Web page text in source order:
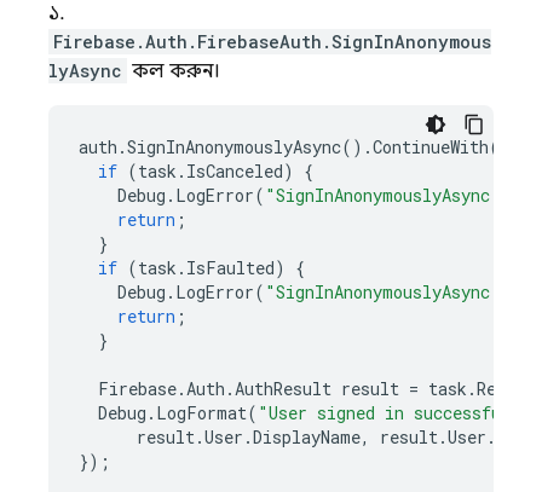
১.
Firebase.Auth.FirebaseAuth.SignInAnonymous
lyAsync কল করুন।
auth .SignInAnonymouslyAsync().ContinueWith(
if (task . IsCanceled)
{
Debug . LogError( "SignInAnonymouslyAsync
return ;
}
if (task . IsFaulted)
{
Debug . LogError( "SignInAnonymouslyAsync
return ;
}
Firebase.Auth .AuthResult result = task .Result
Debug . LogFormat( "User signed in
result.User .DisplayName, result.User .
});